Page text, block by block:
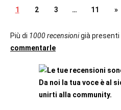
Erotico
Recensioni
Paginazione
degli
articoli
1 2 3 … 11 »
Più di 1000 recensionigià presenti
commentarle